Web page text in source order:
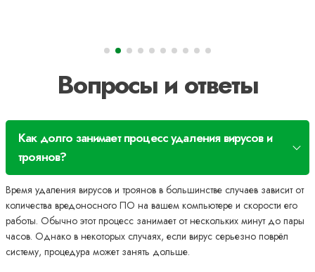
Вопросы и ответы
Как долго занимает процесс удаления вирусов и
троянов?
Время удаления вирусов и троянов в большинстве случаев зависит от
количества вредоносного ПО на вашем компьютере и скорости его
работы. Обычно этот процесс занимает от нескольких минут до пары
часов. Однако в некоторых случаях, если вирус серьезно поврёл
систему, процедура может занять дольше.